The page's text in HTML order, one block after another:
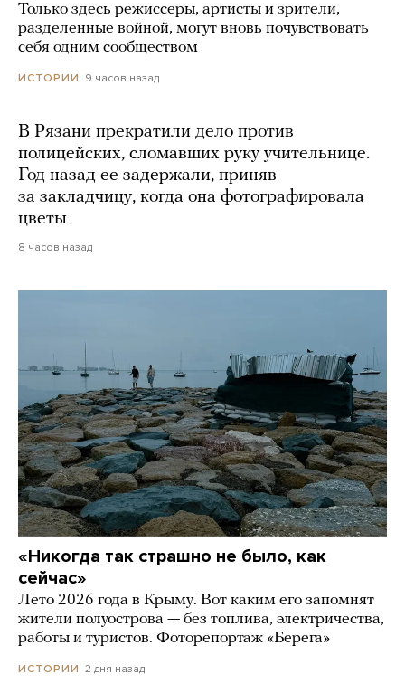
Только здесь режиссеры, артисты и зрители,
разделенные войной, могут вновь почувствовать
себя одним сообществом
ИСТОРИИ 9 часов назад
В Рязани прекратили дело против
полицейских, сломавших руку учительнице.
Год назад ее задержали, приняв
за закладчицу, когда она фотографировала
цветы
8 часов назад
«Никогда так страшно не было, как
сейчас»
Лето 2026 года в Крыму. Вот каким его запомнят
жители полуострова — без топлива, электричества,
работы и туристов. Фоторепортаж «Берега»
ИСТОРИИ 2 дня назад